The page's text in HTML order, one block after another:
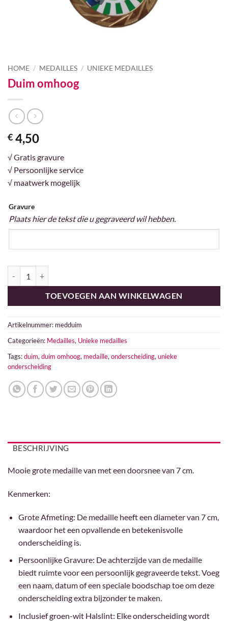
HOME / MEDAILLES / UNIEKE MEDAILLES
Duim omhoog
€ 4,50
√ Gratis gravure
√ Persoonlijke service
√ maatwerk mogelijk
Gravure
Plaats hier de tekst die u gegraveerd wil hebben.
TOEVOEGEN AAN WINKELWAGEN
Artikelnummer: medduim
Categorieën: Medailles, Unieke medailles
Tags:duim,duim omhoog, medaille,onderscheiding,unieke
onderscheiding
BESCHRIJVING
Mooie grote medaille van met een doorsnee van 7 cm.
Kenmerken:
Grote Afmeting: De medaille heeft een diameter van 7 cm,
waardoor het een opvallende en betekenisvolle
onderscheiding is.
Persoonlijke Gravure: De achterzijde van de medaille
biedt ruimte voor een persoonlijk gegraveerde tekst. Voeg
een naam, datum of een speciale boodschap toe om deze
onderscheiding extra bijzonder te maken.
Inclusief groen-wit Halslint: Elke onderscheiding wordt